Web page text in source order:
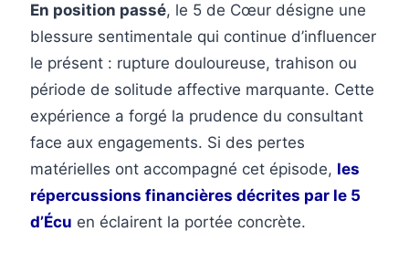
En position passé, le 5 de Cœur désigne une
blessure sentimentale qui continue d’influencer
le présent : rupture douloureuse, trahison ou
période de solitude affective marquante. Cette
expérience a forgé la prudence du consultant
face aux engagements. Si des pertes
matérielles ont accompagné cet épisode, les
répercussions financières décrites par le 5
d’Écu en éclairent la portée concrète.